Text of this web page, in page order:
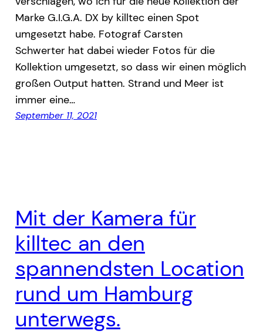
Marke G.I.G.A. DX by killtec einen Spot
umgesetzt habe. Fotograf Carsten
Schwerter hat dabei wieder Fotos für die
Kollektion umgesetzt, so dass wir einen möglich
großen Output hatten. Strand und Meer ist
immer eine…
September 11, 2021
Mit der Kamera für
killtec an den
spannendsten Location
rund um Hamburg
unterwegs.